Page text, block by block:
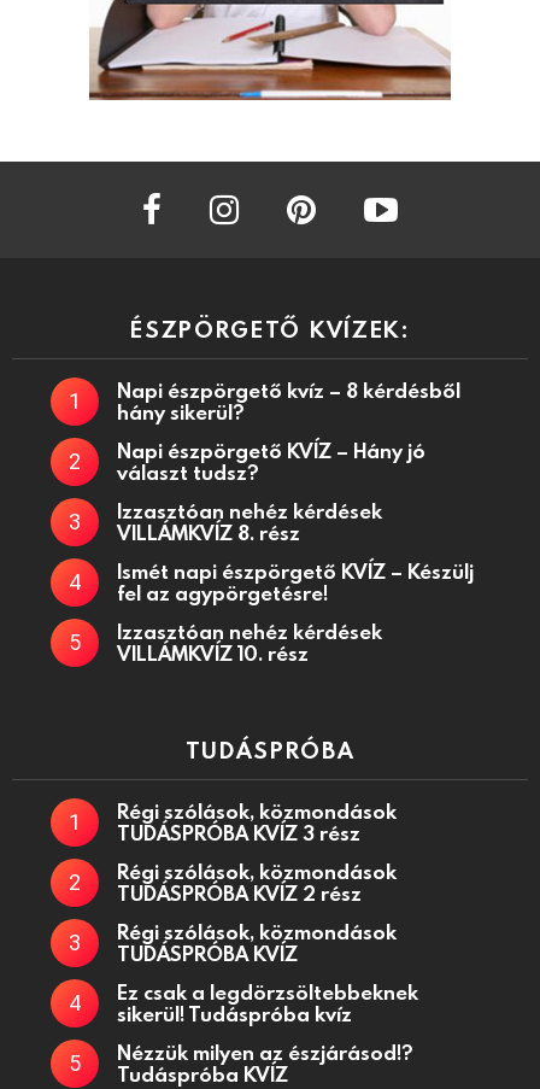
facebook instagram
ÉSZPÖRGETŐ KVÍZEK:
Napi észpörgető kvíz – 8 kérdésből
hány sikerül?
Napi észpörgető KVÍZ – Hány jó
választ tudsz?
Izzasztóan nehéz kérdések
VILLÁMKVÍZ 8. rész
Ismét napi észpörgető KVÍZ – Készülj
fel az agypörgetésre!
Izzasztóan nehéz kérdések
VILLÁMKVÍZ 10. rész
TUDÁSPRÓBA
Régi szólások, közmondások
TUDÁSPRÓBA KVÍZ 3 rész
Régi szólások, közmondások
TUDÁSPRÓBA KVÍZ 2 rész
Régi szólások, közmondások
TUDÁSPRÓBA KVÍZ
Ez csak a legdörzsöltebbeknek
sikerül! Tudáspróba kvíz
Nézzük milyen az észjárásod!?
Tudáspróba KVÍZ